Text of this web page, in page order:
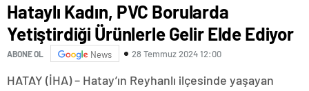
Hataylı Kadın, PVC Borularda
Yetiştirdiği Ürünlerle Gelir Elde Ediyor
ABONE OL News 28 Temmuz 2024 12:00
HATAY (İHA) – Hatay’ın Reyhanlı ilçesinde yaşayan